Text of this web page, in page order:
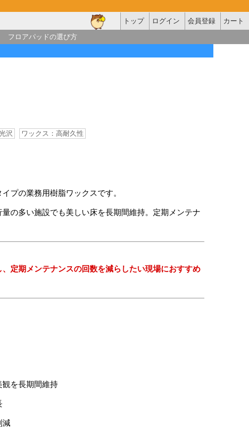
トップ ログイン 会員登録
カート
フロアパッドの選び方
沢 ワックス：高耐久性
プの業務用樹脂ワックスです。
の多い施設でも美しい床を長期間維持。定期メンテナ
定期メンテナンスの回数を減らしたい現場におすすめ
観を長期間維持
減